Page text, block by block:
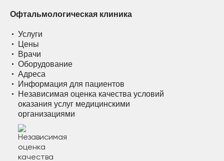
Офтальмологическая клиника
Услуги
Цены
Врачи
Оборудование
Адреса
Информация для пациентов
Независимая оценка качества условий
оказания услуг медицинскими
организациями